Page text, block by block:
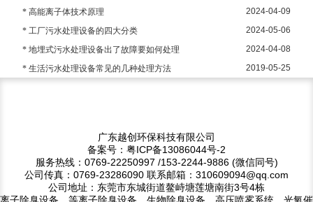
2024-04-09
* 高能离子体技术原理
2024-05-06
* 工厂污水处理设备的四大分类
2024-04-08
* 地埋式污水处理设备出了故障要如何处理
2019-05-25
* 生活污水处理设备常见的几种处理方法
广东越创环保科技有限公司
备案号：粤ICP备13086044号-2
服务热线：0769-22250997 /153-2244-9886 (微信同号)
公司传真：0769-23286090 联系邮箱：310609094@qq.com
公司地址：东莞市东城街道鳌峙塘莲塘南街3号4栋
离子除臭设备、等离子除臭设备、生物除臭设备、高压喷雾系统、光氧催